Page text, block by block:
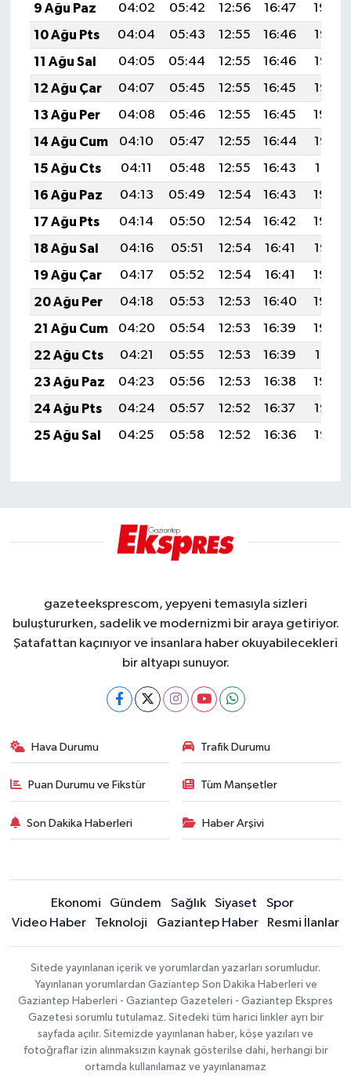
9 Ağu Paz
04:02 05:42 12:56 16:47
19:59
10 Ağu Pts
04:04 05:43 12:55 16:46
19:58
11 Ağu Sal
04:05 05:44 12:55 16:46
19:57
12 Ağu Çar
04:07 05:45 12:55 16:45
19:55
13 Ağu Per
04:08 05:46 12:55 16:45
19:54
14 Ağu Cum
04:10 05:47 12:55 16:44
19:53
15 Ağu Cts
04:11 05:48 12:55 16:43
19:51
16 Ağu Paz
04:13 05:49 12:54 16:43
19:50
17 Ağu Pts
04:14 05:50 12:54 16:42
19:48
18 Ağu Sal
04:16 05:51 12:54 16:41
19:47
19 Ağu Çar
04:17 05:52 12:54 16:41
19:46
20 Ağu Per
04:18 05:53 12:53 16:40
19:44
21 Ağu Cum
04:20 05:54 12:53 16:39
19:43
22 Ağu Cts
04:21 05:55 12:53 16:39
19:41
23 Ağu Paz
04:23 05:56 12:53 16:38
19:40
24 Ağu Pts
04:24 05:57 12:52 16:37
19:38
25 Ağu Sal
04:25 05:58 12:52 16:36 19:37
gazeteeksprescom, yepyeni temasıyla sizleri
buluştururken, sadelik ve modernizmi bir araya getiriyor.
Şatafattan kaçınıyor ve insanlara haber okuyabilecekleri
bir altyapı sunuyor.
Hava Durumu Trafik Durumu
Puan Durumu ve Fikstür Tüm Manşetler
Son Dakika Haberleri Haber Arşivi
Ekonomi Gündem Sağlık Siyaset
Spor
Video Haber
Teknoloji Gaziantep Haber Resmi İlanlar
Sitede yayınlanan içerik ve yorumlardan yazarları sorumludur.
Yayınlanan yorumlardan Gaziantep Son Dakika Haberleri ve
Gaziantep Haberleri - Gaziantep Gazeteleri - Gaziantep Ekspres
Gazetesi sorumlu tutulamaz. Sitedeki tüm harici linkler ayrı bir
sayfada açılır. Sitemizde yayınlanan haber, köşe yazıları ve
fotoğraflar izin alınmaksızın kaynak gösterilse dahi, herhangi bir
ortamda kullanılamaz ve yayınlanamaz